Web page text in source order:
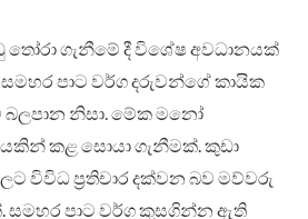
ගැනීමේ දී විශේෂ අවධානයක්
පාට වර්ග දරුවන්ගේ කායික
නිසා. මේක මනෝ
කළ සොයා ගැනීමක්. කුඩා
විවිධ ප්‍රතිචාර දක්වන බව මව්වරු
සමහර පාට වර්ග කුසගින්න ඇති